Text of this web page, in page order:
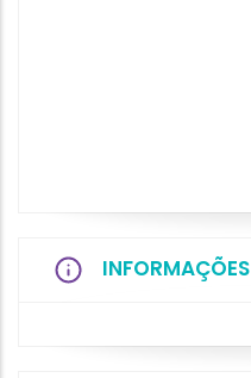
INFORMAÇÕES